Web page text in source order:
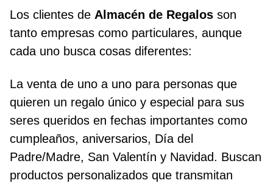
Los clientes de Almacén de Regalos son
tanto empresas como particulares, aunque
cada uno busca cosas diferentes:
La venta de uno a uno para personas que
quieren un regalo único y especial para sus
seres queridos en fechas importantes como
cumpleaños, aniversarios, Día del
Padre/Madre, San Valentín y Navidad. Buscan
productos personalizados que transmitan